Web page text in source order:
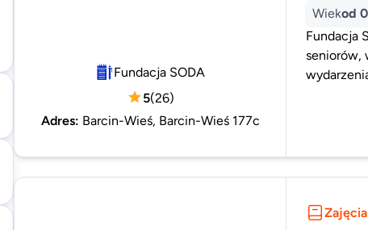
Fundacja SODA
5(26)
Adres: Barcin-Wieś, Barcin-Wieś 177c
Wiekod
Fundacja
seniorów,
Zajęcia